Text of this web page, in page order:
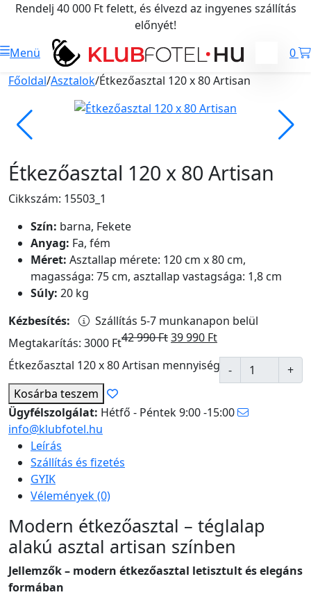
Rendelj 40 000 Ft felett, és élvezd az ingyenes szállítás
előnyét!
Menü
0
Főoldal/Asztalok/Étkezőasztal 120 x 80 Artisan
Étkezőasztal 120 x 80 Artisan
Cikkszám: 15503_1
Szín: barna, Fekete
Anyag: Fa, fém
Méret: Asztallap mérete: 120 cm x 80 cm,
magassága: 75 cm, asztallap vastagsága: 1,8 cm
Súly: 20 kg
Kézbesítés:
Szállítás 5-7 munkanapon belül
Megtakarítás: 3000 Ft42 990Ft39 990 Ft
Étkezőasztal 120 x 80 Artisan mennyiség
Kosárba teszem
Ügyfélszolgálat: Hétfő - Péntek 9:00 -15:00
info@klubfotel.hu
Leírás
Szállítás és fizetés
GYIK
Vélemények (0)
Modern étkezőasztal – téglalap
alakú asztal artisan színben
Jellemzők – modern étkezőasztal letisztult és elegáns
formában